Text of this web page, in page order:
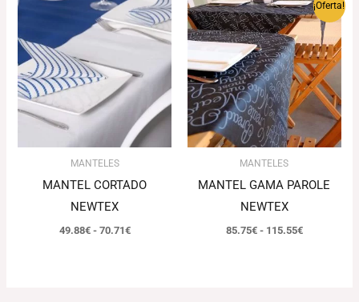
MANTELES
MANTEL CORTADO
NEWTEX
49.88€ - 70.71€
de
precios:
desde
hasta
70.71€
¡Oferta!
MANTELES
MANTEL GAMA PAROLE
NEWTEX
85.75€ - 115.55€
de
precios:
desde
85.75€
hasta
115.55€